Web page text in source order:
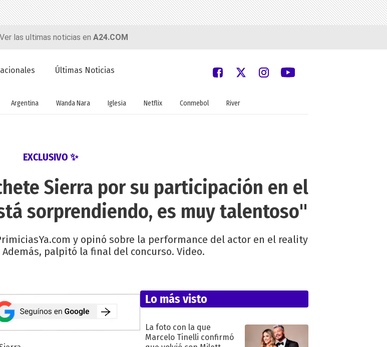
Ver las ultimas noticias en A24.COM
Últimas Noticias
Argentina Wanda Nara Iglesia Netflix Conmebol River
EXCLUSIVO ✨
Sierra por su participación en el
sorprendiendo, es muy talentoso"
y opinó sobre la performance del actor en el reality
palpitó la final del concurso. Video.
Lo más visto
La foto con la que
Marcelo Tinelli confirmó